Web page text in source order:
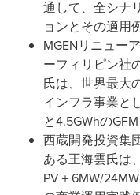
通して、全シナ
ョンとその適用
MGENリニュー
ーフィリピン社
氏は、世界最大
インフラ事業と
と4.5GWhの
西蔵開発投資集
ある王海雲氏は
PV＋6MW/